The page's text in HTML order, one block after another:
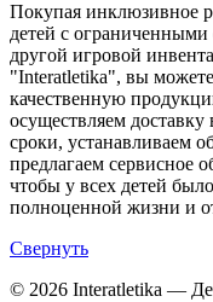
Покупая инклюзивное
детей с
другой игровой
"Interatletika", вы
качественную
осуществляем
сроки, устанавливаем
предлагаем сервисное
чтобы у всех детей
полноценной жизни и
Свернуть
© 2026 Interatletika —